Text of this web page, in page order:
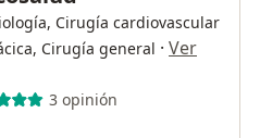
Cirugía cardiovascular
Cirugía general · Ver
3 opinión